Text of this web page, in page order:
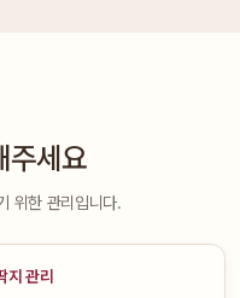
주세요
위한 관리입니다.
지 관리